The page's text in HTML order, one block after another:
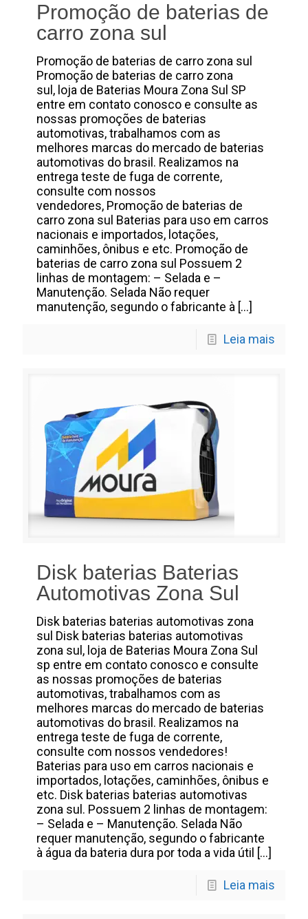
Promoção de baterias de
carro zona sul
Promoção de baterias de carro zona sul
Promoção de baterias de carro zona
sul, loja de Baterias Moura Zona Sul SP
entre em contato conosco e consulte as
nossas promoções de baterias
automotivas, trabalhamos com as
melhores marcas do mercado de baterias
automotivas do brasil. Realizamos na
entrega teste de fuga de corrente,
consulte com nossos
vendedores, Promoção de baterias de
carro zona sul Baterias para uso em carros
nacionais e importados, lotações,
caminhões, ônibus e etc. Promoção de
baterias de carro zona sul Possuem 2
linhas de montagem: – Selada e –
Manutenção. Selada Não requer
manutenção, segundo o fabricante à […]
Leia mais
Disk baterias Baterias
Automotivas Zona Sul
Disk baterias baterias automotivas zona
sul Disk baterias baterias automotivas
zona sul, loja de Baterias Moura Zona Sul
sp entre em contato conosco e consulte
as nossas promoções de baterias
automotivas, trabalhamos com as
melhores marcas do mercado de baterias
automotivas do brasil. Realizamos na
entrega teste de fuga de corrente,
consulte com nossos vendedores!
Baterias para uso em carros nacionais e
importados, lotações, caminhões, ônibus e
etc. Disk baterias baterias automotivas
zona sul. Possuem 2 linhas de montagem:
– Selada e – Manutenção. Selada Não
requer manutenção, segundo o fabricante
à água da bateria dura por toda a vida útil […]
Leia mais